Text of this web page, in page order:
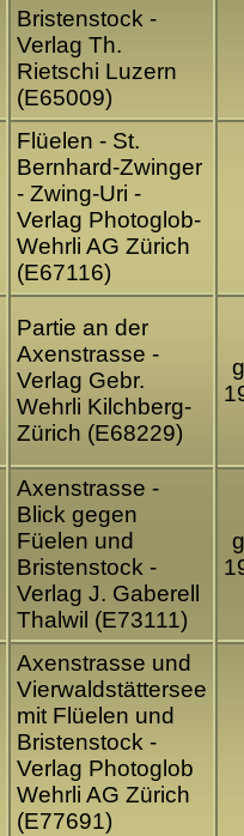
Bristenstock -
Verlag Th.
Rietschi Luzern
(E65009)
Flüelen - St.
Bernhard-Zwinger
- Zwing-Uri -
Verlag Photoglob-
Wehrli AG Zürich
(E67116)
Partie an der
Axenstrasse -
Verlag Gebr.
Wehrli Kilchberg-
Zürich (E68229)
Axenstrasse -
Blick gegen
Füelen und
Bristenstock -
Verlag J. Gaberell
Thalwil (E73111)
Axenstrasse und
Vierwaldstättersee
mit Flüelen und
Bristenstock -
Verlag Photoglob
Wehrli AG Zürich
(E77691)